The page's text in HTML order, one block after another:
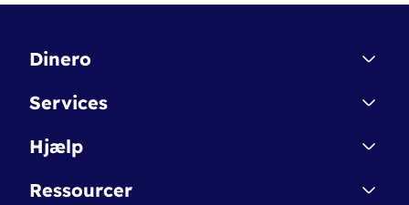
Dinero
Kontakt
Betingelser & Sikkerhed
Nye funktioner
Services
Dinero Starter
Dinero Pro
Hjælp
Regnskabsordbogen
Ressourcer